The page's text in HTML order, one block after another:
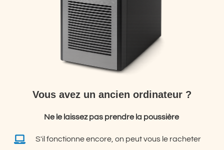
Vous avez un ancien ordinateur ?
Ne le laissez pas prendre la poussière
S'il fonctionne encore, on peut vous le racheter